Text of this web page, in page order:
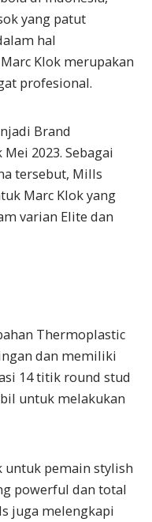
yang patut
hal
Klok merupakan
profesional.
Brand
2023. Sebagai
tersebut, Mills
Marc Klok yang
varian Elite dan
Thermoplastic
dan memiliki
14 titik round stud
untuk melakukan
untuk pemain stylish
powerful dan total
juga melengkapi